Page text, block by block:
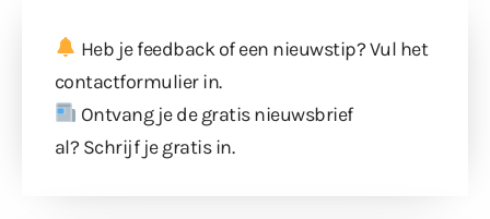
Heb je feedback of een nieuwstip? Vul het
contactformulierin.
Ontvang je de gratis nieuwsbrief
al? Schrijf je gratis in.